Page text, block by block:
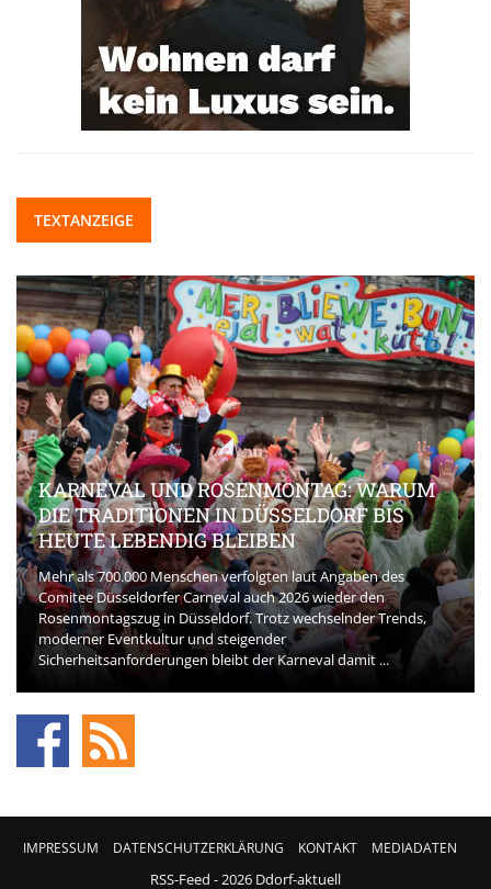
TEXTANZEIGE
KARNEVAL UND ROSENMONTAG: WARUM
DIE TRADITIONEN IN DÜSSELDORF BIS
HEUTE LEBENDIG BLEIBEN
Mehr als 700.000 Menschen verfolgten laut Angaben des
Comitee Düsseldorfer Carneval auch 2026 wieder den
Rosenmontagszug in Düsseldorf. Trotz wechselnder Trends,
moderner Eventkultur und steigender
Sicherheitsanforderungen bleibt der Karneval damit ...
IMPRESSUM DATENSCHUTZERKLÄRUNG KONTAKT MEDIADATEN
RSS-Feed - 2026 Ddorf-aktuell